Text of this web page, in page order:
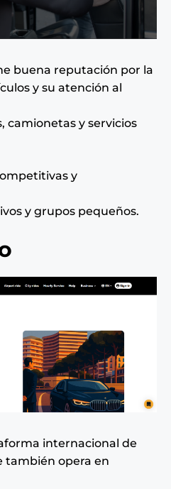
buena reputación por la
y su atención al
camionetas y servicios
y
y grupos pequeños.
internacional de
también opera en